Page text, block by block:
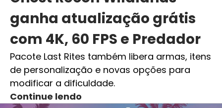
ganha atualização grátis
com 4K, 60 FPS e Predador
Pacote Last Rites também libera armas, itens
de personalização e novas opções para
modificar a dificuldade.
Continue lendo